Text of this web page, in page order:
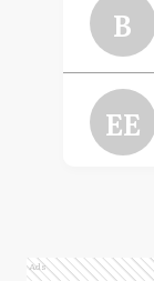
B
EE
Ads